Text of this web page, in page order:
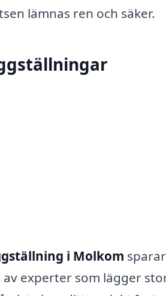
lämnas ren och säker.
i Molkom
experter som lägger